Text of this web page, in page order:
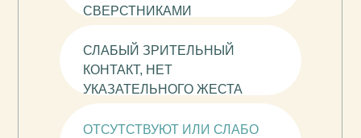
СЛАБЫЙ ЗРИТЕЛЬНЫЙ
КОНТАКТ, НЕТ
УКАЗАТЕЛЬНОГО ЖЕСТА
ОТСУТСТВУЮТ ИЛИ СЛАБО
СВЕРСТНИКАМИ